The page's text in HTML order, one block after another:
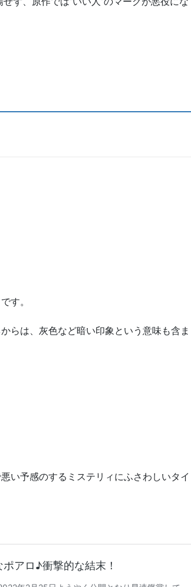
す。
らは、灰色など暗い印象という意味も含ま
い予感のするミステリィにふさわしいタイ